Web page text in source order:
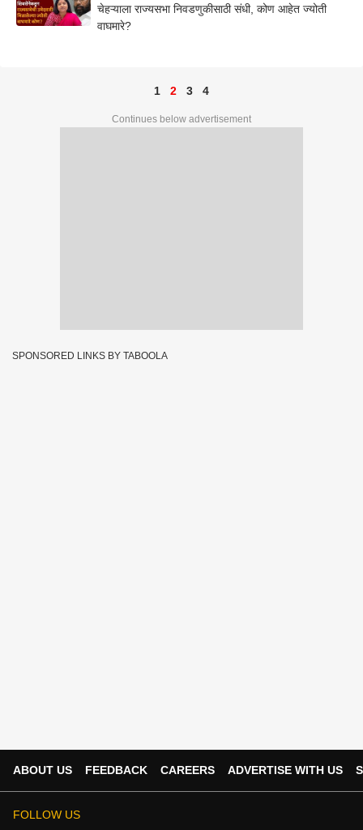
चेहऱ्याला राज्यसभा निवडणुकीसाठी संधी, कोण आहेत ज्योती
वाघमारे?
1 2 3 4
Continues below advertisement
SPONSORED LINKS BY TABOOLA
ABOUT US FEEDBACK CAREERS ADVERTISE WITH US
FOLLOW US